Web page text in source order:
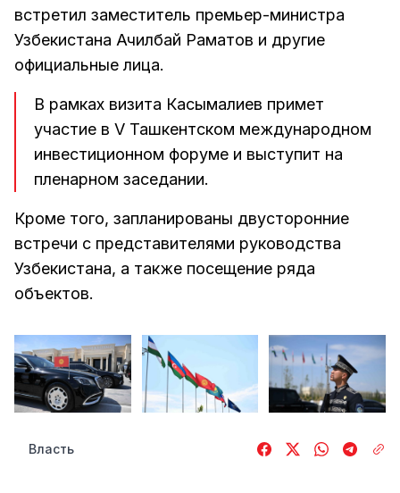
встретил заместитель премьер-министра
Узбекистана Ачилбай Раматов и другие
официальные лица.
В рамках визита Касымалиев примет
участие в V Ташкентском международном
инвестиционном форуме и выступит на
пленарном заседании.
Кроме того, запланированы двусторонние
встречи с представителями руководства
Узбекистана, а также посещение ряда
объектов.
Власть